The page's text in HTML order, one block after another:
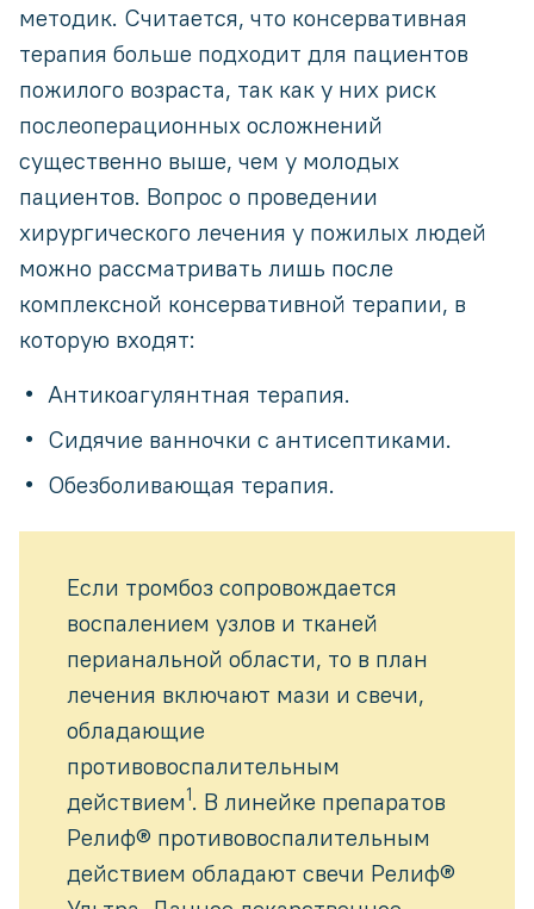
методик. Считается, что консервативная
терапия больше подходит для пациентов
пожилого возраста, так как у них риск
послеоперационных осложнений
существенно выше, чем у молодых
пациентов. Вопрос о проведении
хирургического лечения у пожилых людей
можно рассматривать лишь после
комплексной консервативной терапии, в
которую входят:
Антикоагулянтная терапия.
Сидячие ванночки с антисептиками.
Обезболивающая терапия.
Если тромбоз сопровождается
воспалением узлов и тканей
перианальной области, то в план
лечения включают мази и свечи,
обладающие
противовоспалительным
действием1. В линейке препаратов
Релиф® противовоспалительным
действием обладают свечи Релиф®